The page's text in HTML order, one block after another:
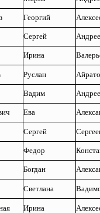
Георгий
Сергей
Ирина
Руслан
Вадим
Ева
Сергей
Федор
Богдан
Светлана
Ирина